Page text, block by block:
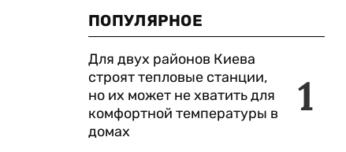
ПОПУЛЯРНОЕ
1
Для двух районов Киева
строят тепловые станции,
но их может не хватить для
комфортной температуры в
домах